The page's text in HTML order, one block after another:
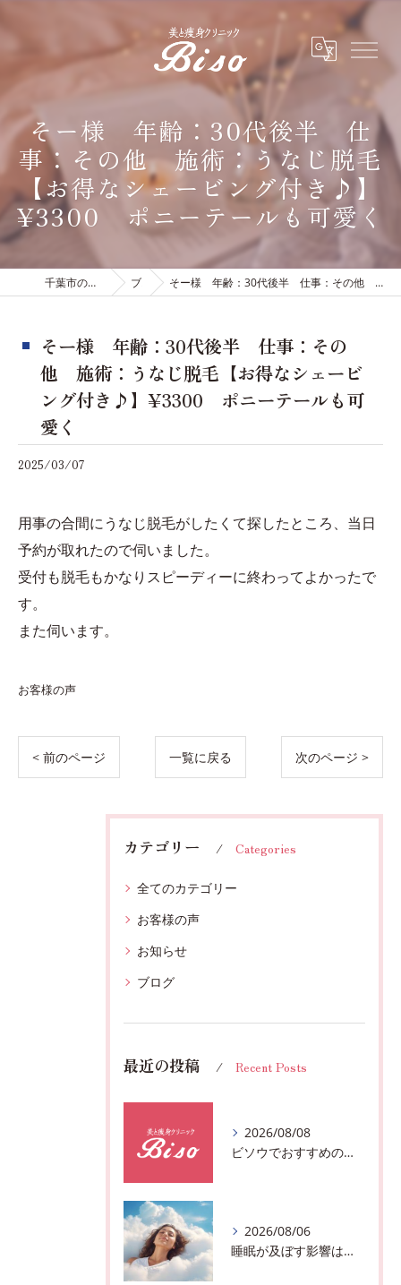
そー様 年齢：30代後半 仕
事：その他 施術：うなじ脱毛
【お得なシェービング付き♪】
¥3300 ポニーテールも可愛く
千葉市のエステは有限会社ビソウ ブログ そー様 年齢：30代後半 仕事：その他 施術：うなじ脱毛【お得なシェービング付き♪】¥3300 ポニーテールも可愛く
そー様 年齢：30代後半 仕事：その
他 施術：うなじ脱毛【お得なシェービ
ング付き♪】¥3300 ポニーテールも可
愛く
2025/03/07
用事の合間にうなじ脱毛がしたくて探したところ、当日
予約が取れたので伺いました。
受付も脱毛もかなりスピーディーに終わってよかったで
す。
また伺います。
お客様の声
< 前のページ 一覧に戻る 次のページ >
カテゴリー Categories
全てのカテゴリー
お客様の声
お知らせ
ブログ
最近の投稿 Recent Posts
2026/08/08
ビソウでおすすめのフェースビューティーの洗顔♪千葉市中央区フルハンドで体質、姿勢改善！！
2026/08/06
睡眠が及ぼす影響は？千葉市おすすめメニュー全身リンパマッサージで全身スッキリ♪